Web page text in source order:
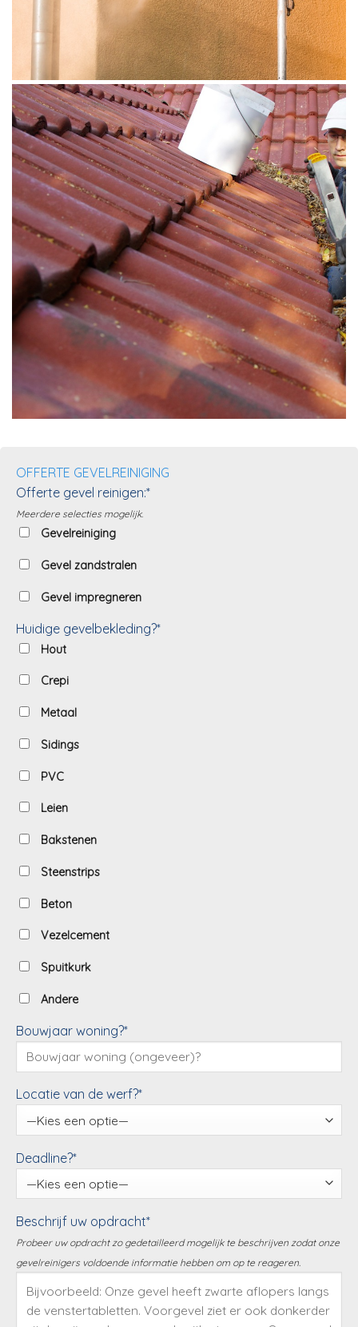
OFFERTE GEVELREINIGING
Offerte gevel reinigen:*
Meerdere selecties mogelijk.
Gevelreiniging
Gevel zandstralen
Gevel impregneren
Huidige gevelbekleding?*
Hout
Crepi
Metaal
Sidings
PVC
Leien
Bakstenen
Steenstrips
Beton
Vezelcement
Spuitkurk
Andere
Bouwjaar woning?*
Locatie van de werf?*
Deadline?*
Beschrijf uw opdracht*
Probeer uw opdracht zo gedetailleerd mogelijk te beschrijven zodat onze
gevelreinigers voldoende informatie hebben om op te reageren.